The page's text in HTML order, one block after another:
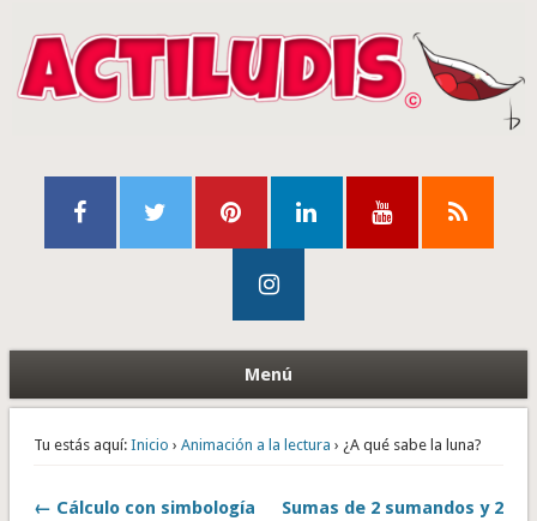
Menú
Tu estás aquí: Inicio › Animación a la lectura › ¿A qué sabe la luna?
← Cálculo con simbología
Sumas de 2 sumandos y 2